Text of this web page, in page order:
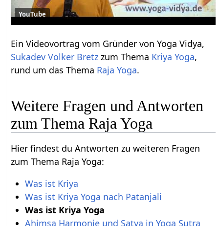
YouTube
Ein Videovortrag vom Gründer von Yoga Vidya,
Sukadev Volker Bretz zum Thema Kriya Yoga,
rund um das Thema Raja Yoga.
Weitere Fragen und Antworten
zum Thema Raja Yoga
Hier findest du Antworten zu weiteren Fragen
zum Thema Raja Yoga:
Was ist Kriya
Was ist Kriya Yoga nach Patanjali
Was ist Kriya Yoga
Ahimsa Harmonie und Satya in Yoga Sutra